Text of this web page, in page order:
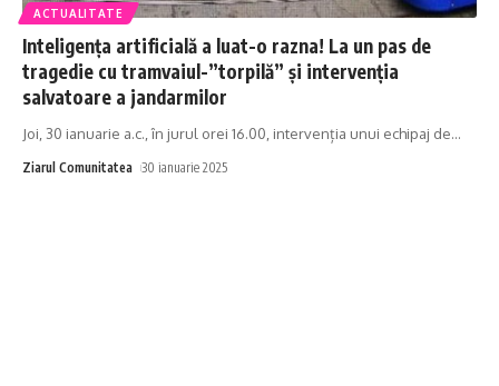
ACTUALITATE
Inteligența artificială a luat-o razna! La un pas de
tragedie cu tramvaiul-”torpilă” și intervenția
salvatoare a jandarmilor
Joi, 30 ianuarie a.c., în jurul orei 16.00, intervenția unui echipaj de…
Ziarul Comunitatea 30 ianuarie 2025